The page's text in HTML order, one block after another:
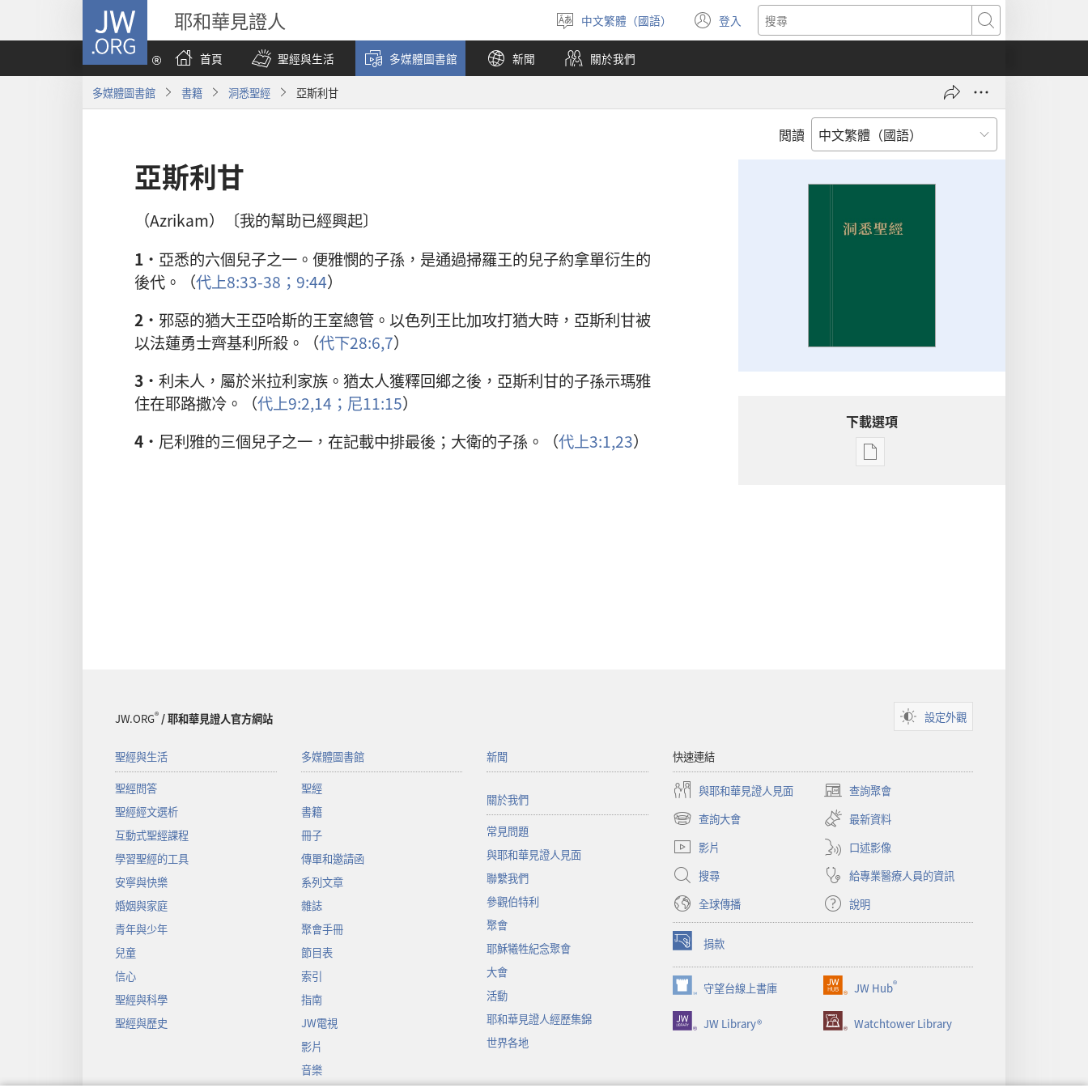
JW.ORG 耶和華見證人
選
擇
語
言
中文繁體（國語） 登入
（開
啟
視
搜
尋
首頁
聖經與生活 多媒體圖書館 新聞 關於我們
多媒體圖書館 書籍 洞悉聖經 亞斯利甘
閲讀
亞斯利甘
（Azrikam）〔我的幫助已經興起〕
1． 亞悉的六個兒子之一。便雅憫的子孫，是通過掃羅王的兒子約拿單衍生的
後代。（代上8:33-38； 9:44）
2． 邪惡的猶大王亞哈斯的王室總管。以色列王比加攻打猶大時，亞斯利甘被
以法蓮勇士齊基利所殺。（代下28:6,7）
3． 利未人，屬於米拉利家族。猶太人獲釋回鄉之後，亞斯利甘的子孫示瑪雅
住在耶路撒冷。（代上9:2,14； 尼11:15）
4． 尼利雅的三個兒子之一，在記載中排最後；大衛的子孫。（代上3:1,23）
下載選項
出
JW.ORG®/ 耶和華見證人官方網站 設定外觀
聖經與生活
聖經問答
聖經經文選析
互動式聖經課程
學習聖經的工具
安寧與快樂
婚姻與家庭
青年與少年
兒童
信心
聖經與科學
聖經與歷史
多媒體圖書館
聖經
書籍
冊子
傳單和邀請函
系列文章
雜誌
聚會手冊
節目表
索引
指南
JW電視
影片
音樂
新聞
關於我們
常見問題
與耶和華見證人見面
聯繫我們
參觀伯特利
聚會
耶穌犧牲紀念聚會
大會
活動
耶和華見證人經歷集錦
世界各地
快速連結
與耶和華見證人見面 查詢聚會
（開
啟
新
視
窗）
查詢大會
（開
啟
新
視
窗）
最新資料
影片
口述影像
搜尋
給專業醫療人員的資訊
全球傳播
說明
捐款
（開
啟
新
視
窗）
守望台線上書庫
（開
啟
新
JW Hub®
（開
啟
新
JW Library® Watchtower Library